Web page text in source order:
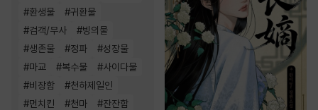
#환생물 #귀환물
#검객/무사 #빙의물
#생존물 #정파 #성장물
#마교 #복수물 #사이다물
#비장함 #천하제일인
#먼치킨 #천마 #잔잔함